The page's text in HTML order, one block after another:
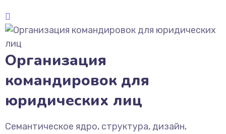
Организация
командировок для
юридических лиц
Семантическое ядро, структура, дизайн,